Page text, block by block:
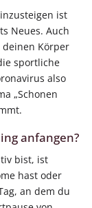
ist
Neues. Auch
Körper
sportliche
also
„Schonen
anfangen?
bist, ist
hast oder
an dem du